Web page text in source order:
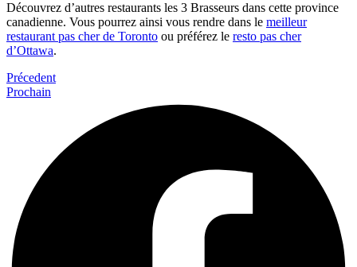
Découvrez d’autres restaurants les 3 Brasseurs dans cette province
canadienne. Vous pourrez ainsi vous rendre dans le meilleur
restaurant pas cher de Toronto ou préférez le resto pas cher
d’Ottawa.
Précedent
Prochain